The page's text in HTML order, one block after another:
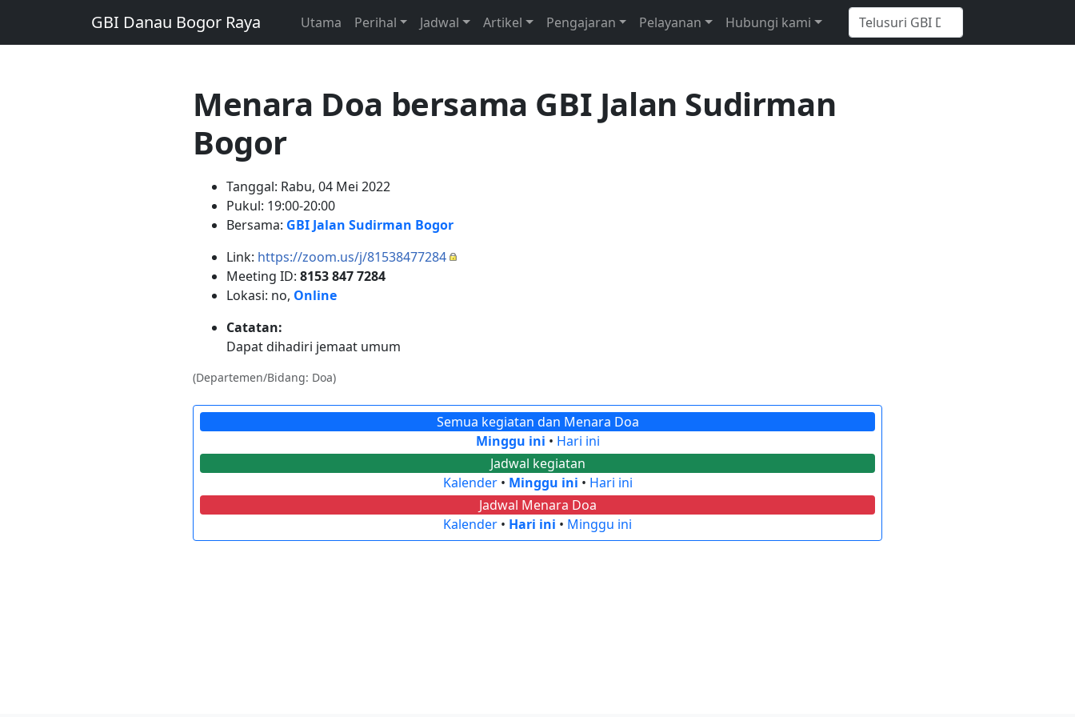
GBI Danau Bogor Raya Utama Perihal Jadwal Artikel Pengajaran Pelayanan Hubungi kami
Menara Doa bersama GBI Jalan Sudirman
Bogor
Tanggal: Rabu, 04 Mei 2022
Pukul: 19:00-20:00
Bersama: GBI Jalan Sudirman Bogor
Link: https://zoom.us/j/81538477284
Meeting ID: 8153 847 7284
Lokasi: no, Online
Catatan:
Dapat dihadiri jemaat umum
(Departemen/Bidang: Doa)
Semua kegiatan dan Menara Doa
Minggu ini • Hari ini
Jadwal kegiatan
Kalender• Minggu ini • Hari ini
Jadwal Menara Doa
Kalender • Hari ini • Minggu ini